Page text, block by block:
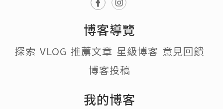
博客導覽
探索 VLOG 推薦文章 星級博客 意見回饋
博客投稿
我的博客